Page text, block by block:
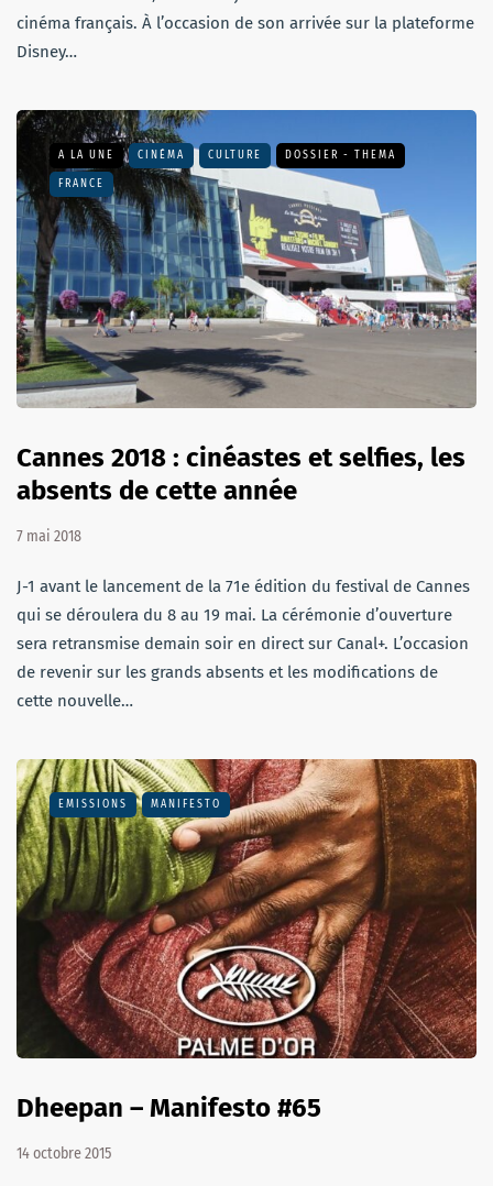
cinéma français. À l’occasion de son arrivée sur la plateforme
Disney…
A LA UNE CINÉMA CULTURE DOSSIER - THEMA
FRANCE
Cannes 2018 : cinéastes et selfies, les
absents de cette année
7 mai 2018
J-1 avant le lancement de la 71e édition du festival de Cannes
qui se déroulera du 8 au 19 mai. La cérémonie d’ouverture
sera retransmise demain soir en direct sur Canal+. L’occasion
de revenir sur les grands absents et les modifications de
cette nouvelle…
EMISSIONS MANIFESTO
Dheepan – Manifesto #65
14 octobre 2015